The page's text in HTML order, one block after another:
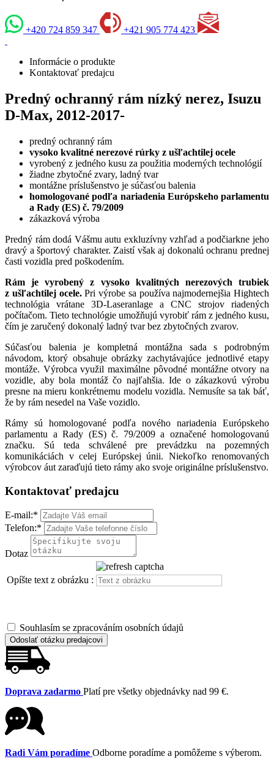
+420 724 859 347 +421 905 774 423
Informácie o produkte
Kontaktovať predajcu
Predný ochranný rám nízký nerez, Isuzu
D-Max, 2012-2017-
predný ochranný rám
vysoko kvalitné nerezové rúrky z ušľachtilej ocele
vyrobený z jedného kusu za použitia moderných technológií
žiadne zbytočné zvary, ladný tvar
montážne príslušenstvo je súčasťou balenia
homologované podľa nariadenia Európskeho parlamentu
a Rady (ES) č. 79/2009
zákazková výroba
Predný rám dodá Vášmu autu exkluzívny vzhľad a podčiarkne jeho
dravý a športový charakter. Zaistí však aj dokonalú ochranu prednej
časti vozidla pred poškodením.
Rám je vyrobený z vysoko kvalitných nerezových trubiek
z ušľachtilej ocele.Pri výrobe sa používa najmodernejšia Hightech
technológia vrátane 3D-Laseranlage a CNC strojov riadených
počítačom. Tieto technológie umožňujú vyrobiť rám z jedného kusu,
čím je zaručený dokonalý ladný tvar bez zbytočných zvarov.
Súčasťou balenia je kompletná montážna sada s podrobným
návodom, ktorý obsahuje obrázky zachytávajúce jednotlivé etapy
montáže. Výrobca využil maximálne pôvodné montážne otvory na
vozidle, aby bola montáž čo najľahšia. Ide o zákazkovú výrobu
presne na mieru konkrétnemu modelu vozidla. Nemusíte sa tak báť,
že by rám nesedel na Vaše vozidlo.
Rámy sú homologované podľa nového nariadenia Európskeho
parlamentu a Rady (ES) č. 79/2009 a označené homologovanú
značku. Sú teda schválené pre prevádzku na pozemných
komunikáciách v celej Európskej únii. Niekoľko renomovaných
výrobcov áut zaraďujú tieto rámy ako svoje originálne príslušenstvo.
Kontaktovať predajcu
E-mail:*
Telefon:*
Dotaz
Opíšte text z obrázku :
Souhlasím se zpracováním osobních údajů
Odoslať otázku predajcovi
Doprava zadarmo Platí pre všetky objednávky nad 99 €.
Radi Vám poradíme Odborne poradíme a pomôžeme s výberom.